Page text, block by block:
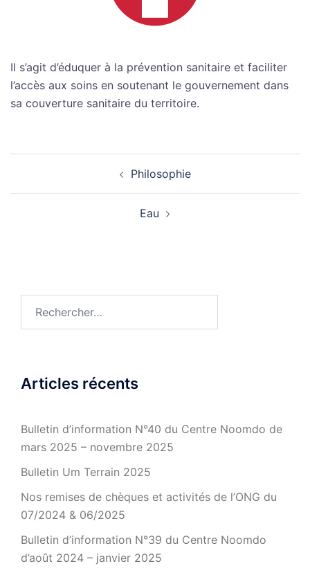
Il s’agit d’éduquer à la prévention sanitaire et faciliter
l’accès aux soins en soutenant le gouvernement dans
sa couverture sanitaire du territoire.
Philosophie
Eau
Articles récents
Bulletin d’information N°40 du Centre Noomdo de
mars 2025 – novembre 2025
Bulletin Um Terrain 2025
Nos remises de chèques et activités de l’ONG du
07/2024 & 06/2025
Bulletin d’information N°39 du Centre Noomdo
d’août 2024 – janvier 2025